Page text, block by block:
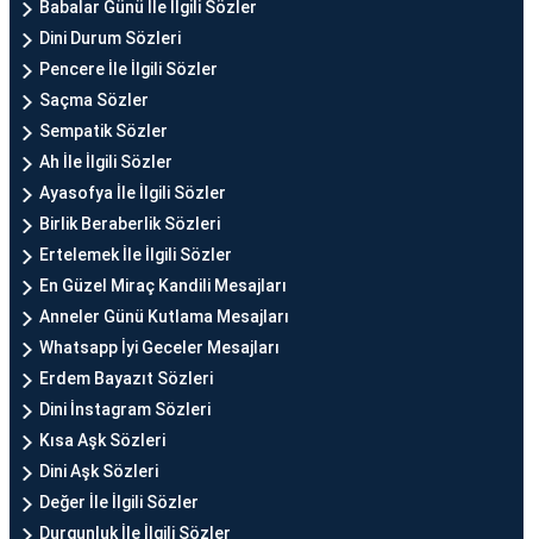
Babalar Günü İle İlgili Sözler
Dini Durum Sözleri
Pencere İle İlgili Sözler
Saçma Sözler
Sempatik Sözler
Ah İle İlgili Sözler
Ayasofya İle İlgili Sözler
Birlik Beraberlik Sözleri
Ertelemek İle İlgili Sözler
En Güzel Miraç Kandili Mesajları
Anneler Günü Kutlama Mesajları
Whatsapp İyi Geceler Mesajları
Erdem Bayazıt Sözleri
Dini İnstagram Sözleri
Kısa Aşk Sözleri
Dini Aşk Sözleri
Değer İle İlgili Sözler
Durgunluk İle İlgili Sözler